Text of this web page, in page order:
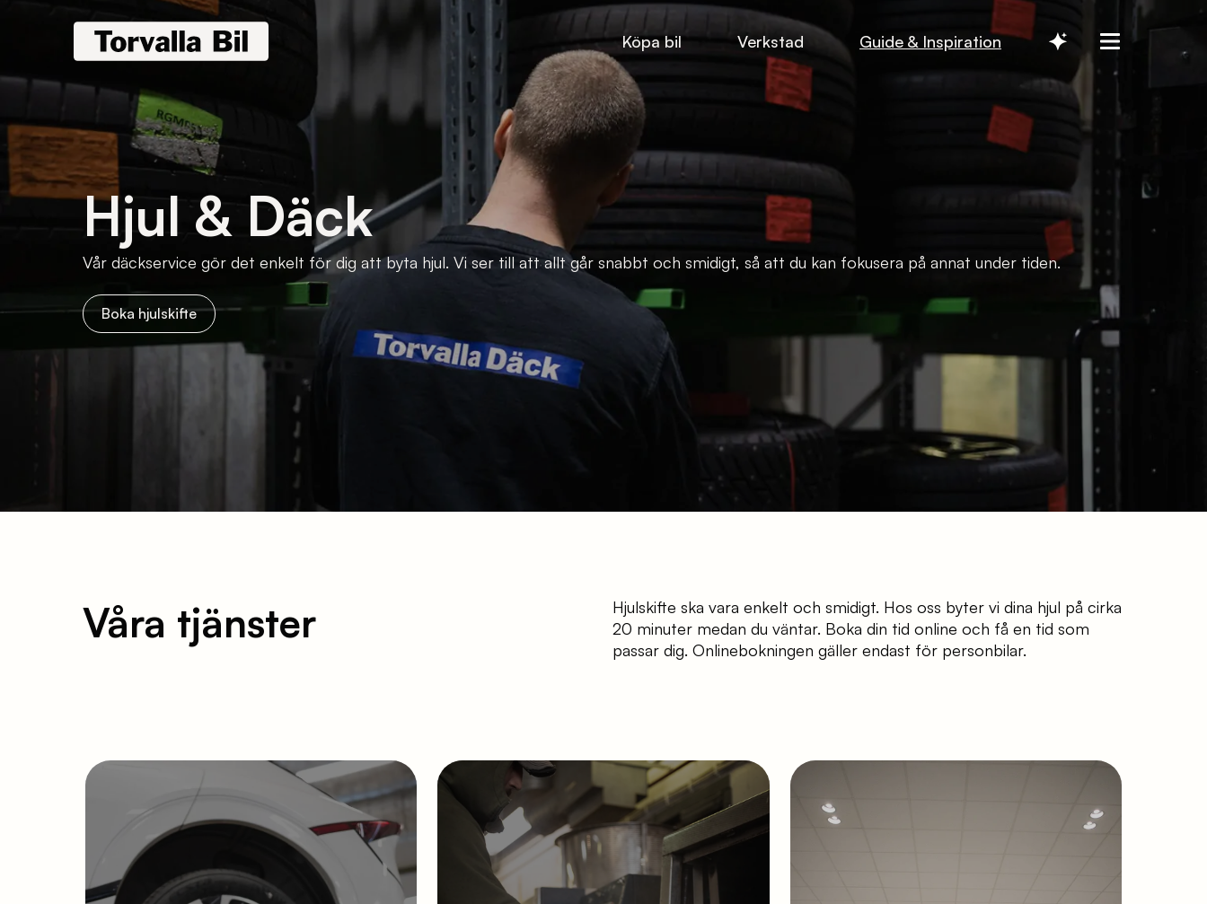
Köpa bil Verkstad Guide & Inspiration
Hjul & Däck
Vår däckservice gör det enkelt för dig att byta hjul. Vi ser till att allt går snabbt och smidigt, så att du kan fokusera på annat under tiden.
Boka hjulskifte
Våra tjänster
Hjulskifte ska vara enkelt och smidigt. Hos oss byter vi dina hjul på cirka
20 minuter medan du väntar. Boka din tid online och få en tid som
passar dig. Onlinebokningen gäller endast för personbilar.